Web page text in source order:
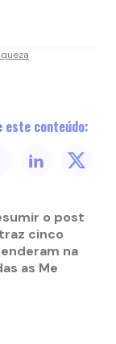
este conteúdo:
o post
cinco
na
as Me